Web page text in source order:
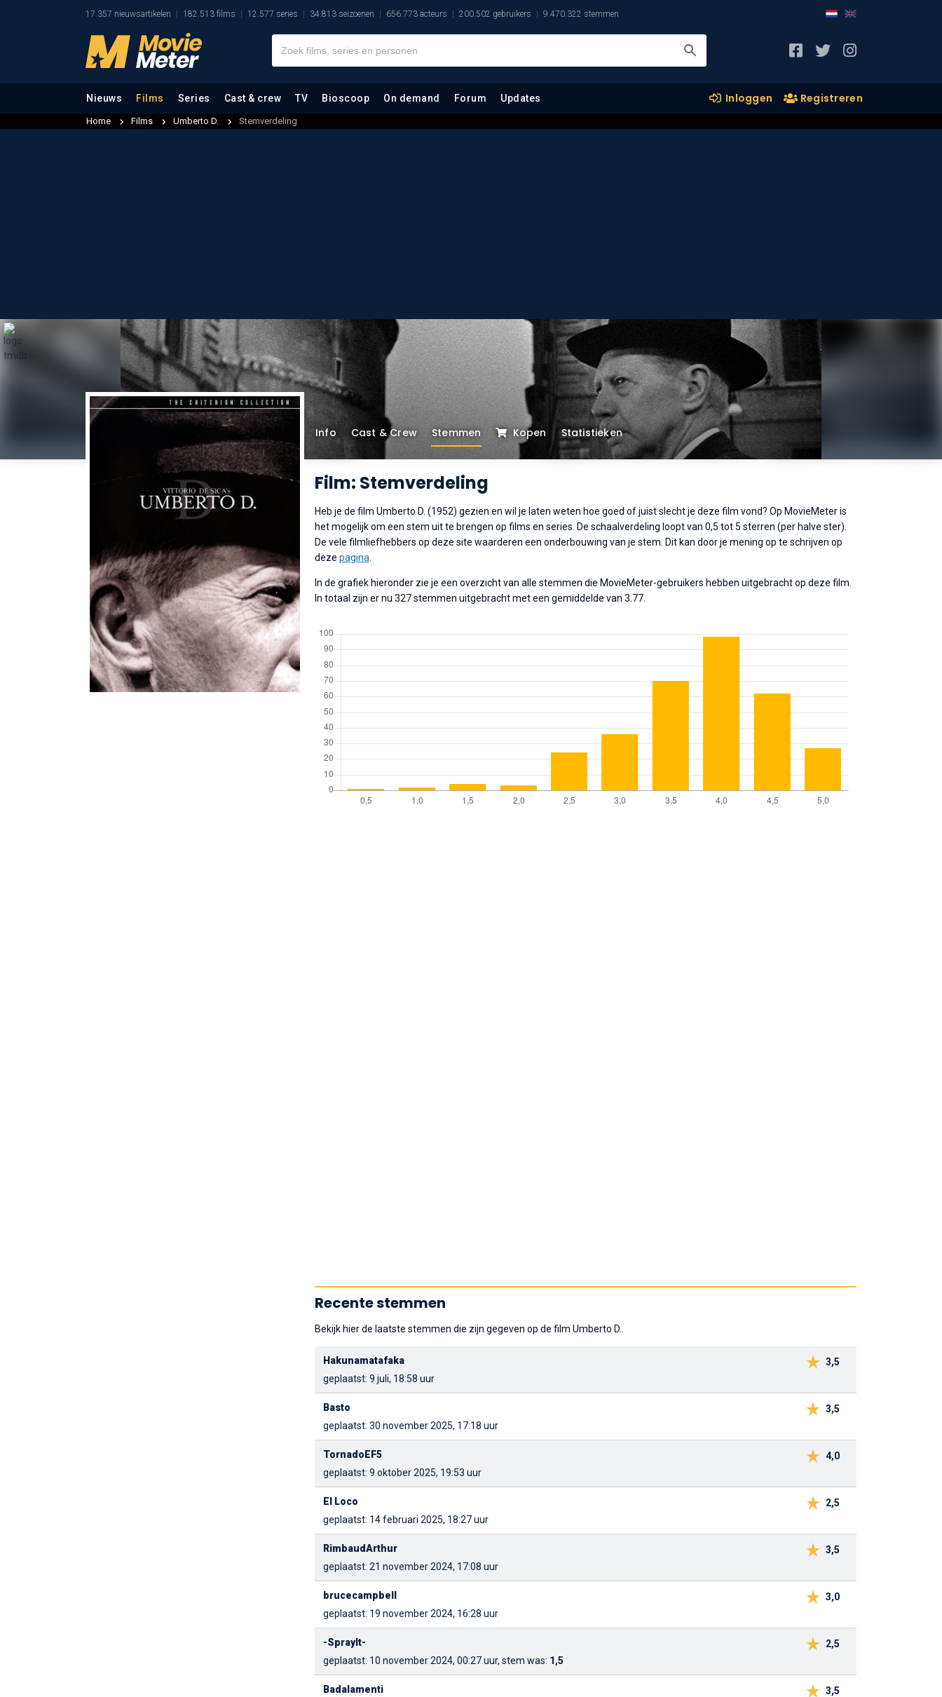
17.357 nieuwsartikelen 182.513 films 12.577 series 34.813 seizoenen 656.773 acteurs 200.502 gebruikers 9.470.322 stemmen
Nieuws Films Series Cast & crew TV Bioscoop On demand Forum Updates Inloggen Registreren
Home Films Umberto D. Stemverdeling
Info Cast & Crew Stemmen Kopen Statistieken
Film: Stemverdeling
Heb je de film Umberto D. (1952) gezien en wil je laten weten hoe goed of juist slecht je deze film vond? Op MovieMeter is
het mogelijk om een stem uit te brengen op films en series. De schaalverdeling loopt van 0,5 tot 5 sterren (per halve ster).
De vele filmliefhebbers op deze site waarderen een onderbouwing van je stem. Dit kan door je mening op te schrijven op
deze pagina
In de grafiek hieronder zie je een overzicht van alle stemmen die MovieMeter-gebruikers hebben uitgebracht op deze film.
In totaal zijn er nu 327 stemmen uitgebracht met een gemiddelde van 3.77.
Recente stemmen
Bekijk hier de laatste stemmen die zijn gegeven op de film Umberto D..
3,5
Hakunamatafaka
geplaatst: 9 juli, 18:58 uur
3,5
Basto
geplaatst: 30 november 2025, 17:18 uur
4,0
TornadoEF5
geplaatst: 9 oktober 2025, 19:53 uur
2,5
El Loco
geplaatst: 14 februari 2025, 18:27 uur
3,5
RimbaudArthur
geplaatst: 21 november 2024, 17:08 uur
3,0
brucecampbell
geplaatst: 19 november 2024, 16:28 uur
2,5
-SprayIt-
geplaatst: 10 november 2024, 00:27 uur, stem was: 1,5
3,5
Badalamenti